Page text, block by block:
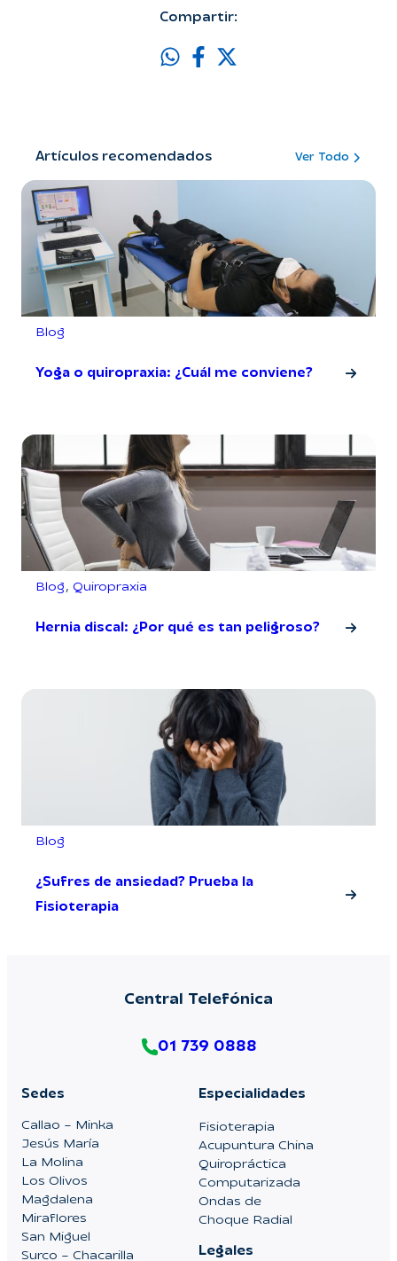
Compartir:
Artículos recomendados Ver Todo
Blog
Yoga o quiropraxia: ¿Cuál me conviene?
Blog, Quiropraxia
Hernia discal: ¿Por qué es tan peligroso?
Blog
¿Sufres de ansiedad? Prueba la
Fisioterapia
Central Telefónica
01 739 0888
Sedes
Callao – Minka
Jesús María
La Molina
Los Olivos
Magdalena
Miraflores
San Miguel
Surco – Chacarilla
Especialidades
Fisioterapia
Acupuntura China
Quiropráctica
Computarizada
Ondas de
Choque Radial
Legales